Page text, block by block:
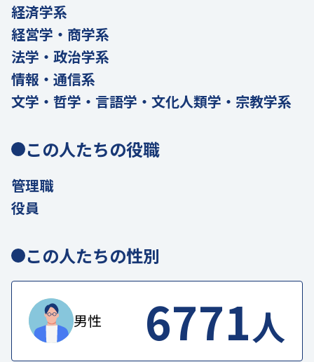
経済学系
経営学・商学系
法学・政治学系
情報・通信系
文学・哲学・言語学・文化人類学・宗教学系
この人たちの役職
管理職
役員
この人たちの性別
男性 6771人